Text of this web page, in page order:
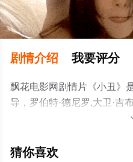
剧情介绍 我要评分
飘花电影网剧情片《小丑》
导，罗伯特·德尼罗,大卫·吉
马克·马龙,莎姬·贝兹,布莱特
拉·贝拉米,乔什·帕斯,布莱斯
猜你喜欢